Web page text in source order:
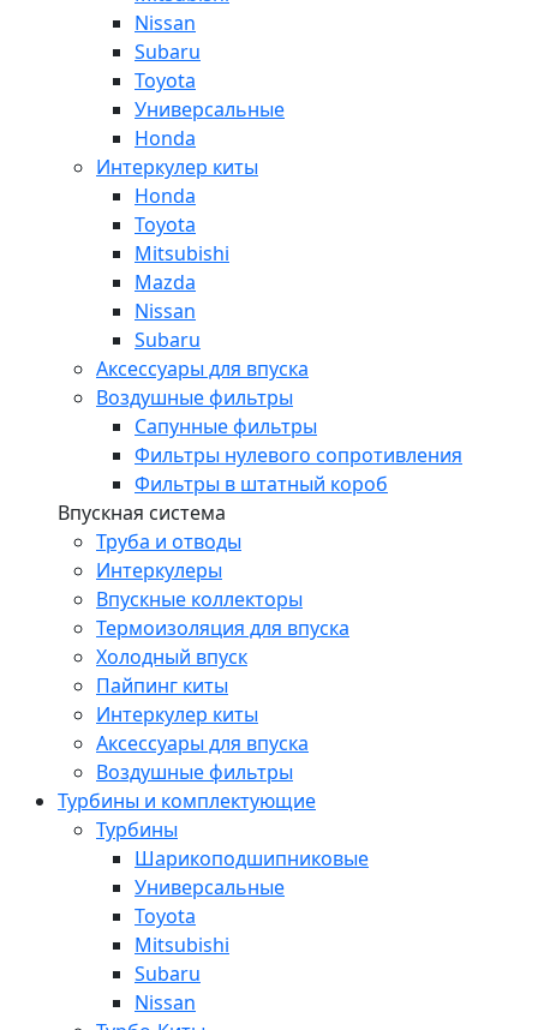
Nissan
Subaru
Toyota
Универсальные
Honda
Интеркулер киты
Honda
Toyota
Mitsubishi
Mazda
Nissan
Subaru
Аксессуары для впуска
Воздушные фильтры
Сапунные фильтры
Фильтры нулевого сопротивления
Фильтры в штатный короб
Впускная система
Труба и отводы
Интеркулеры
Впускные коллекторы
Термоизоляция для впуска
Холодный впуск
Пайпинг киты
Интеркулер киты
Аксессуары для впуска
Воздушные фильтры
Турбины и комплектующие
Турбины
Шарикоподшипниковые
Универсальные
Toyota
Mitsubishi
Subaru
Nissan